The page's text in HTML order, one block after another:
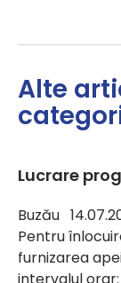
Alte
Lucrare
Buzău
Pentru
furnizarea